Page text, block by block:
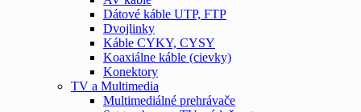
Dátové káble UTP, FTP
Dvojlinky
Káble CYKY, CYSY
Koaxiálne káble (cievky)
Konektory
TV a Multimedia
Multimediálné prehrávače